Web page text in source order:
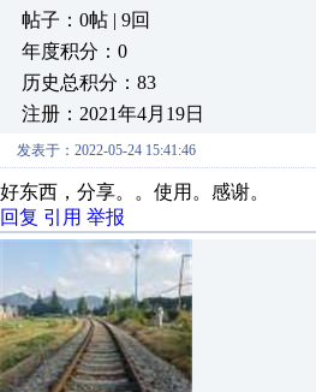
帖子：0帖 | 9回
年度积分：0
历史总积分：83
注册：2021年4月19日
发表于：2022-05-24 15:41:46
好东西，分享。。使用。感谢。
回复 引用 举报